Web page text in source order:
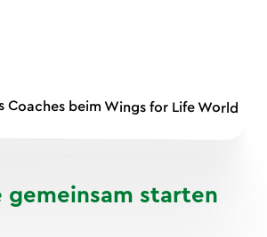
gemeinsam starten